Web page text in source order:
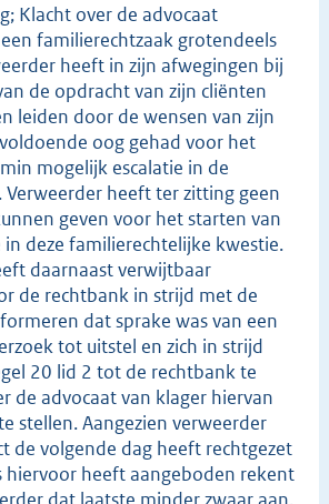
Klacht over de advocaat
familierechtzaak grotendeels
heeft in zijn afwegingen bij
de opdracht van zijn cliënten
leiden door de wensen van zijn
oog gehad voor het
mogelijk escalatie in de
heeft ter zitting geen
geven voor het starten van
in deze familierechtelijke kwestie.
daarnaast verwijtbaar
de rechtbank in strijd met de
dat sprake was van een
tot uitstel en zich in strijd
20 lid 2 tot de rechtbank te
de advocaat van klager hiervan
stellen. Aangezien verweerder
de volgende dag heeft rechtgezet
hiervoor heeft aangeboden rekent
dat laatste minder zwaar aan.